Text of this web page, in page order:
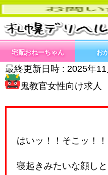
宅配おねーちゃん お
最終更新日時 : 2025年11
鬼教官女性向け求人
はいッ！！そこッ！！
寝起きみたいな顔し